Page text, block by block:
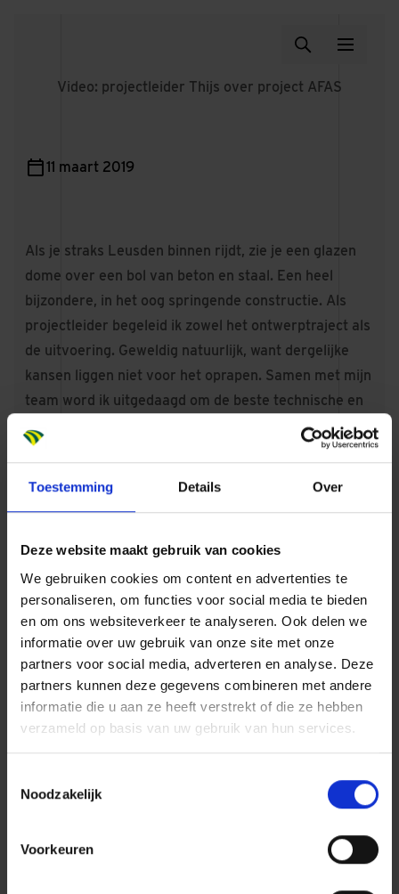
Toestemming Details Over
Deze website maakt gebruik van cookies
We gebruiken cookies om content en advertenties te
personaliseren, om functies voor social media te bieden
en om ons websiteverkeer te analyseren. Ook delen we
informatie over uw gebruik van onze site met onze
partners voor social media, adverteren en analyse. Deze
partners kunnen deze gegevens combineren met andere
informatie die u aan ze heeft verstrekt of die ze hebben
verzameld op basis van uw gebruik van hun services.
Noodzakelijk
Voorkeuren
Video: projectleider Thijs over project AFAS
11 maart 2019
Als je straks Leusden binnen rijdt, zie je een glazen
dome over een bol van beton en staal. Een heel
bijzondere, in het oog springende constructie. Als
projectleider begeleid ik zowel het ontwerptraject als
de uitvoering. Geweldig natuurlijk, want dergelijke
kansen liggen niet voor het oprapen. Samen met mijn
team word ik uitgedaagd om de beste technische en
esthetische oplossingen te bedenken. Bekijk
hieronder de video van Thijs, waarin hij meer vertelt
Projectleider Thijs over project AFAS
Accepteermarketing cookies om deze video te
bekijken.
MAAK MEER
CARRIÈRESTAPPEN
Bekijk onze openstaande vacatures of lees meer
over onze projecten.